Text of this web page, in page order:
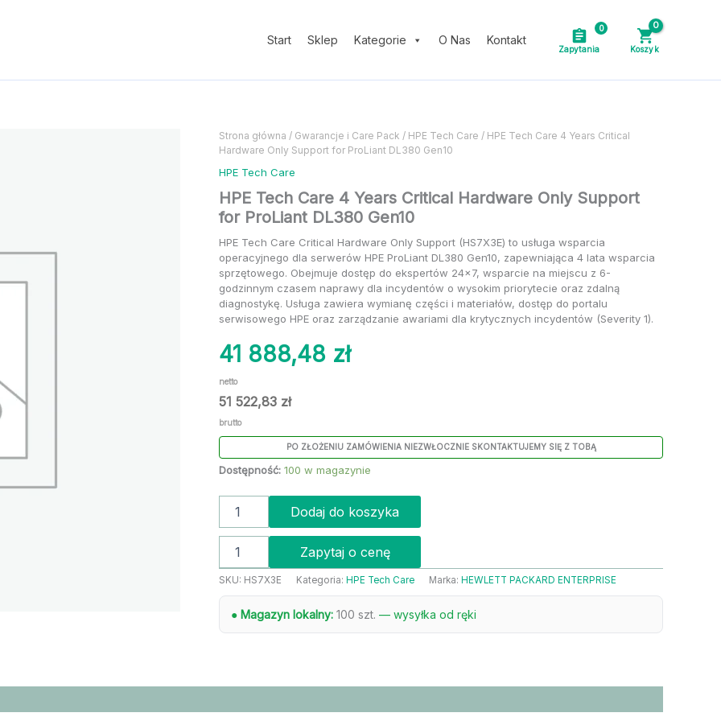
Start Sklep Kategorie O Nas Kontakt
0
Strona główna / Gwarancje i Care Pack / HPE Tech Care / HPE Tech Care 4 Years Critical
Hardware Only Support for ProLiant DL380 Gen10
HPE Tech Care
HPE Tech Care 4 Years Critical Hardware Only Support
for ProLiant DL380 Gen10
HPE Tech Care Critical Hardware Only Support (HS7X3E) to usługa wsparcia
operacyjnego dla serwerów HPE ProLiant DL380 Gen10, zapewniająca 4 lata wsparcia
sprzętowego. Obejmuje dostęp do ekspertów 24×7, wsparcie na miejscu z 6-
godzinnym czasem naprawy dla incydentów o wysokim priorytecie oraz zdalną
diagnostykę. Usługa zawiera wymianę części i materiałów, dostęp do portalu
serwisowego HPE oraz zarządzanie awariami dla krytycznych incydentów (Severity 1).
41 888,48 zł
netto
51 522,83 zł
brutto
PO ZŁOŻENIU ZAMÓWIENIA NIEZWŁOCZNIE SKONTAKTUJEMY SIĘ Z TOBĄ
Dostępność: 100 w magazynie
ilość
HPE
Tech
4
Years
Hardware
Only
Support
for
ProLiant
Gen10
Dodaj do koszyka
ilość
HPE
Tech
4
Years
Hardware
Only
Support
for
ProLiant
Gen10
Zapytaj o cenę
SKU: HS7X3E Kategoria: HPE Tech Care Marka: HEWLETT PACKARD ENTERPRISE
● Magazyn lokalny: 100 szt. — wysyłka od ręki
Critical
Hardware
Support
DL380
Gen10